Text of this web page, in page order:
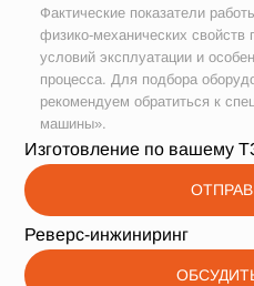
Фактические показатели
физико-механических свойств
условий эксплуатации и
процесса. Для подбора
рекомендуем обратиться к
машины».
Изготовление по вашему
Реверс-инжиниринг